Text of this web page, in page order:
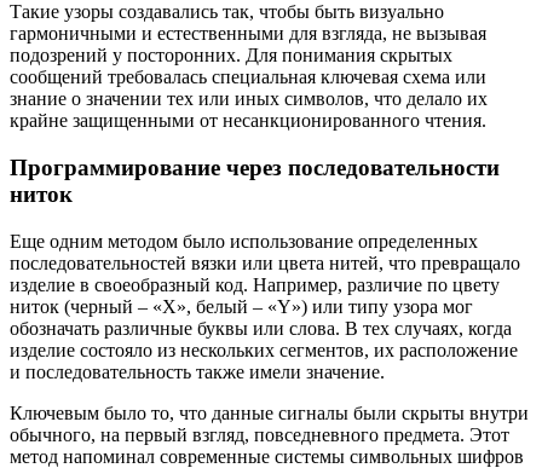
Такие узоры создавались так, чтобы быть визуально
гармоничными и естественными для взгляда, не вызывая
подозрений у посторонних. Для понимания скрытых
сообщений требовалась специальная ключевая схема или
знание о значении тех или иных символов, что делало их
крайне защищенными от несанкционированного чтения.
Программирование через последовательности
ниток
Еще одним методом было использование определенных
последовательностей вязки или цвета нитей, что превращало
изделие в своеобразный код. Например, различие по цвету
ниток (черный – «X», белый – «Y») или типу узора мог
обозначать различные буквы или слова. В тех случаях, когда
изделие состояло из нескольких сегментов, их расположение
и последовательность также имели значение.
Ключевым было то, что данные сигналы были скрыты внутри
обычного, на первый взгляд, повседневного предмета. Этот
метод напоминал современные системы символьных шифров